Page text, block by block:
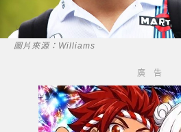
圖片來源：Williams